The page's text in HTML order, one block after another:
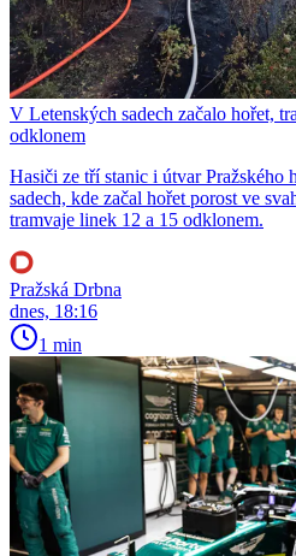
V Letenských sadech začalo hořet,
odklonem
Hasiči ze tří stanic i útvar Pražského
sadech, kde začal hořet porost ve
tramvaje linek 12 a 15 odklonem.
Pražská Drbna
dnes, 18:16
1 min